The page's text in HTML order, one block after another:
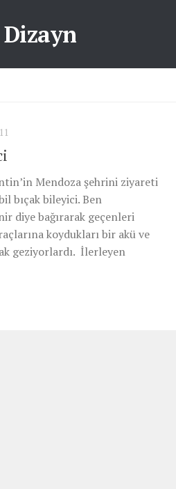
Mendoza şehrini ziyareti
bıçak bileyici. Ben
diye bağırarak geçenleri
koydukları bir akü ve
geziyorlardı. İlerleyen